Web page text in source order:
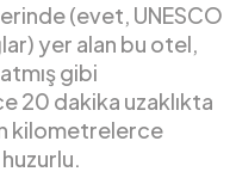
(evet, UNESCO
yer alan bu otel,
gibi
20 dakika uzaklıkta
kilometrelerce